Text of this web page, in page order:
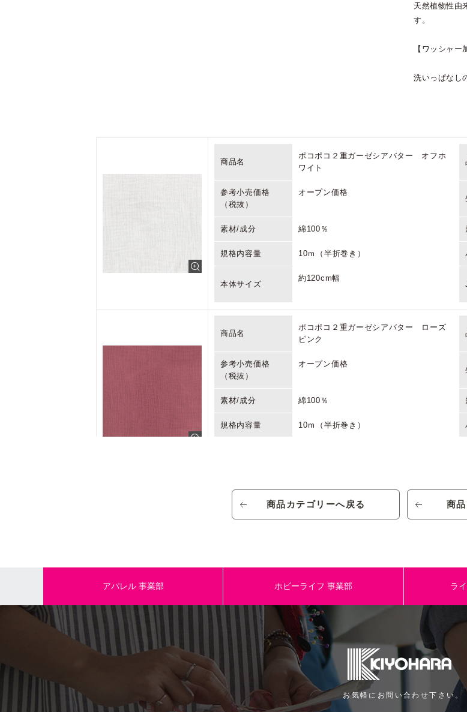
天然植物性由
す。
【ワッシャー
洗いっぱなし
商品名
ポコポコ２重ガーゼシアバター オフホ
ワイト
参考小売価格
（税抜）
オープン価格
素材/成分 綿100％
規格内容量 10ｍ（半折巻き）
本体サイズ
約120cm幅
商品名
ポコポコ２重ガーゼシアバター ローズ
ピンク
参考小売価格
（税抜）
オープン価格
素材/成分 綿100％
規格内容量 10ｍ（半折巻き）
商品名
ポコポコ２重ガーゼシアバター クレイ
ベージュ
約120cm幅
商品名
ポコポコ２重ガーゼシアバター ラベン
ダー
参考小売価格
オープン価格
商品カテゴリーへ戻る 商
アパレル事業部 ホビーライフ 事業部 ラ
お気軽にお問い合わせ下さい。